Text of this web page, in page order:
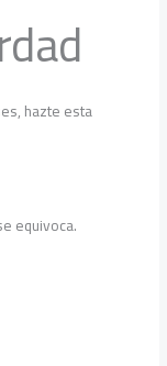
hazte esta
equivoca.